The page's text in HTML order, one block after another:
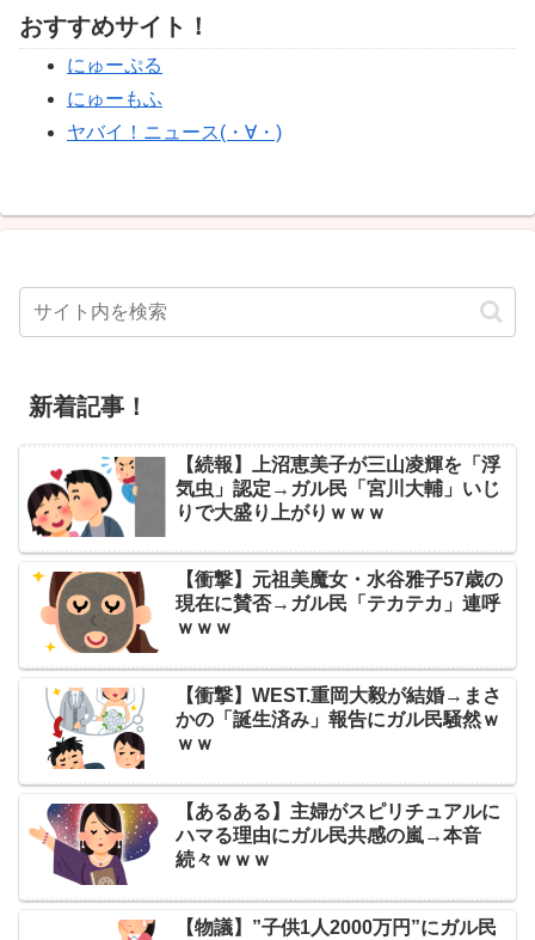
おすすめサイト！
にゅーぷる
にゅーもふ
ヤバイ！ニュース(・∀・)
新着記事！
【続報】上沼恵美子が三山凌輝を「浮
気虫」認定→ガル民「宮川大輔」いじ
りで大盛り上がりｗｗｗ
【衝撃】元祖美魔女・水谷雅子57歳の
現在に賛否→ガル民「テカテカ」連呼
ｗｗｗ
【衝撃】WEST.重岡大毅が結婚→まさ
かの「誕生済み」報告にガル民騒然ｗ
ｗｗ
【あるある】主婦がスピリチュアルに
ハマる理由にガル民共感の嵐→本音
続々ｗｗｗ
【物議】”子供1人2000万円”にガル民